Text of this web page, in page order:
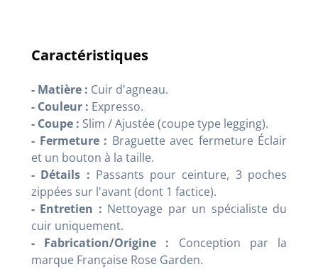
Caractéristiques
- Matière : Cuir d'agneau.
- Couleur : Expresso.
- Coupe : Slim / Ajustée (coupe type legging).
- Fermeture : Braguette avec fermeture Éclair
et un bouton à la taille.
- Détails : Passants pour ceinture, 3 poches
zippées sur l'avant (dont 1 factice).
- Entretien : Nettoyage par un spécialiste du
cuir uniquement.
- Fabrication/Origine : Conception par la
marque Française Rose Garden.